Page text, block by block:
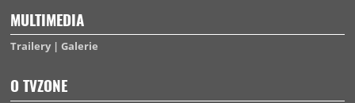
MULTIMEDIA
Trailery Galerie
O TVZONE